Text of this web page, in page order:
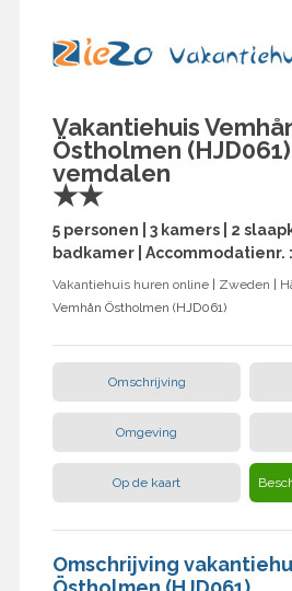
Vakantiehuis
Östholmen
vemdalen
★★
5 personen | 3 kamers | 2
badkamer | Accommodatienr. :
Vakantiehuis huren online| Zweden
Vemhån Östholmen (HJD061)
Omschrijving
Omgeving
Op de kaart
Omschrijving